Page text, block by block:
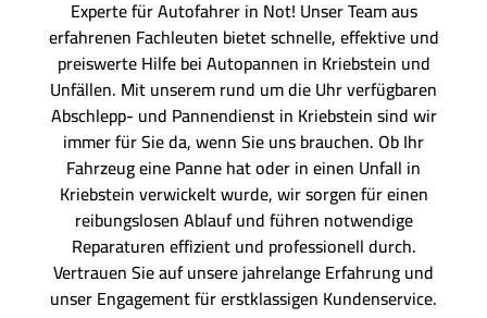
Experte für Autofahrer in Not! Unser Team aus
erfahrenen Fachleuten bietet schnelle, effektive und
preiswerte Hilfe bei Autopannen in Kriebstein und
Unfällen. Mit unserem rund um die Uhr verfügbaren
Abschlepp- und Pannendienst in Kriebstein sind wir
immer für Sie da, wenn Sie uns brauchen. Ob Ihr
Fahrzeug eine Panne hat oder in einen Unfall in
Kriebstein verwickelt wurde, wir sorgen für einen
reibungslosen Ablauf und führen notwendige
Reparaturen effizient und professionell durch.
Vertrauen Sie auf unsere jahrelange Erfahrung und
unser Engagement für erstklassigen Kundenservice.